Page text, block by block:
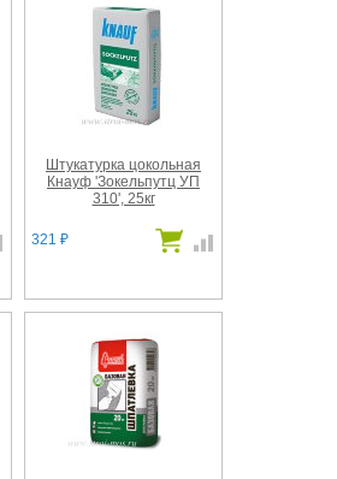
Штукатурка цокольная
Кнауф 'Зокельпутц УП
310', 25кг
321 ₽